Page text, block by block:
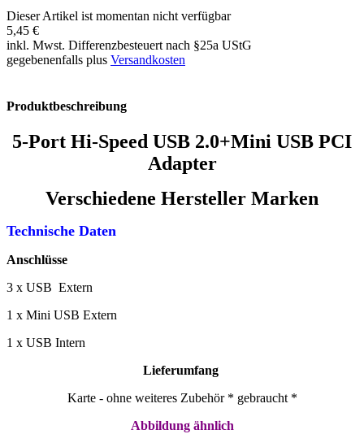
Dieser Artikel ist momentan nicht verfügbar
5,45 €
inkl. Mwst. Differenzbesteuert nach §25a UStG
gegebenenfalls plus Versandkosten
Produktbeschreibung
5-Port Hi-Speed USB 2.0+Mini USB PCI
Adapter
Verschiedene Hersteller Marken
Technische Daten
Anschlüsse
3 x USB Extern
1 x Mini USB Extern
1 x USB Intern
Lieferumfang
Karte - ohne weiteres Zubehör * gebraucht *
Abbildung ähnlich